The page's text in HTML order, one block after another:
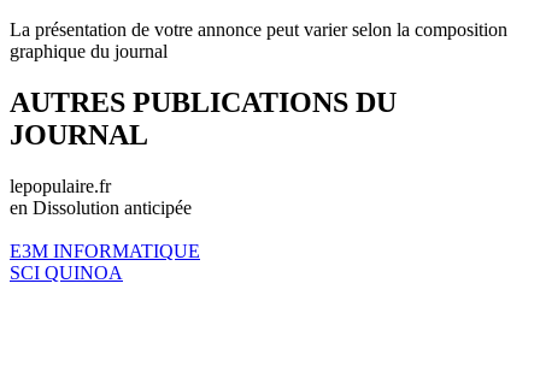
La présentation de votre annonce peut varier selon la composition
graphique du journal
AUTRES PUBLICATIONS DU
JOURNAL
lepopulaire.fr
en Dissolution anticipée
E3M INFORMATIQUE
SCI QUINOA